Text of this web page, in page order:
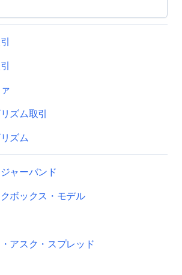
ズム取引
ズム
ャーバンド
ボックス・モデル
アスク・スプレッド